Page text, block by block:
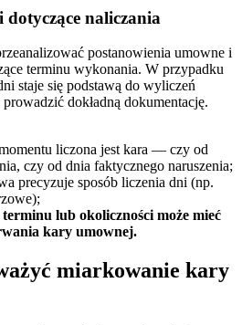
naliczania
postanowienia umowne i
terminu wykonania. W przypadku
staje się podstawą do wyliczeń
dokładną dokumentację.
liczona jest kara — czy od
czy od dnia faktycznego naruszenia;
precyzuje sposób liczenia dni (np.
lub okoliczności może mieć
kary umownej.
miarkowanie kary